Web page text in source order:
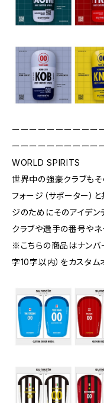
ーーーーーーーーーー
ーーーーーーーーーー
WORLD SPIRITS
世界中の強豪クラブもそ
フォージ（サポーター）
ジのためにそのアイデン
クラブや選手の番号やネ
※こちらの商品はナンバ
字10字以内）をカスタム